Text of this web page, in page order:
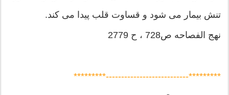
تنش بيمار مى ‏شود و قساوت قلب پيدا مى‏ كند.
نهج الفصاحه ص728 ، ح 2779
*********---------------------------*********